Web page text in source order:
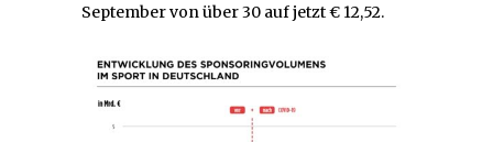
September von über 30 auf jetzt € 12,52.